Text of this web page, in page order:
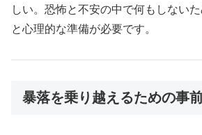
しい。恐怖と不安の中で何もしない
と心理的な準備が必要です。
暴落を乗り越えるための事